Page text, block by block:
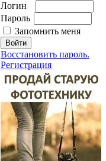
Логин
Пароль
Запомнить меня
Восстановить пароль.
Регистрация